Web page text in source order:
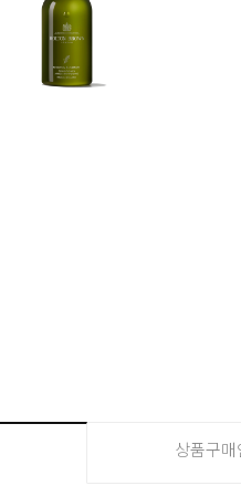
상품구매